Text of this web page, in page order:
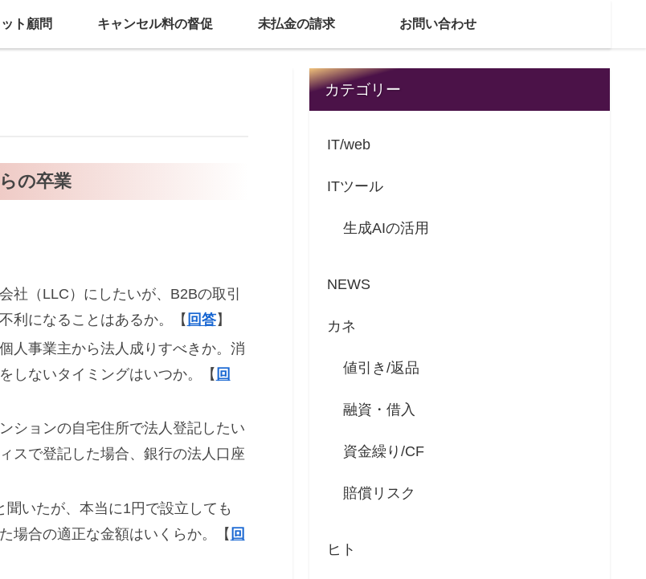
ト顧問 キャンセル料の督促 未払金の請求 お問い合わせ
の卒業
社（LLC）にしたいが、B2Bの取引
利になることはあるか。【 回答】
人事業主から法人成りすべきか。消
しないタイミングはいつか。【 回
ションの自宅住所で法人登記したい
スで登記した場合、銀行の法人口座
いたが、本当に1円で設立しても
場合の適正な金額はいくらか。【 回
カテゴリー
IT/web
ITツール
生成AIの活用
NEWS
カネ
値引き/返品
融資・借入
資金繰り/CF
賠償リスク
ヒト